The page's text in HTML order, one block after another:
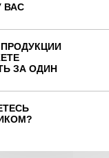
ВАС
ЗА ОДИН